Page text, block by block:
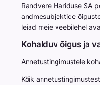
Randvere Hariduse SA
andmesubjektide
leiad meie veebilehel
Kohalduv õigus ja
Annetustingimustele
Kõik